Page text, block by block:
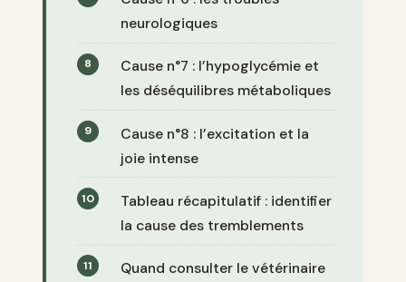
neurologiques
Cause n°7 : l’hypoglycémie et
les déséquilibres métaboliques
Cause n°8 : l’excitation et la
joie intense
Tableau récapitulatif : identifier
la cause des tremblements
Quand consulter le vétérinaire